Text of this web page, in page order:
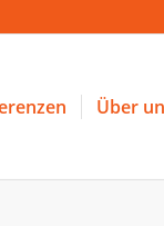
Über